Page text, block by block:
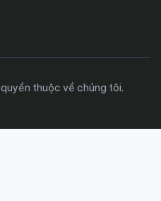
thuộc về chúng tôi.